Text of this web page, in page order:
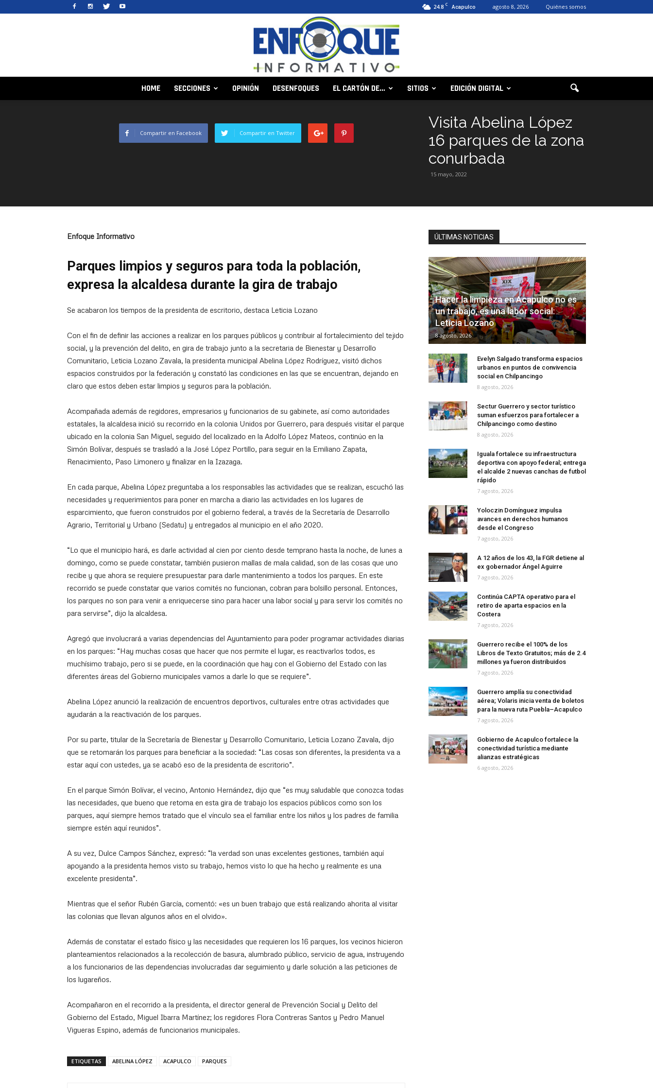
24.8 C Acapulco agosto 8, 2026 Quiénes somos
HOME SECCIONES OPINIÓN DESENFOQUES EL CARTÓN DE… SITIOS EDICIÓN DIGITAL
Visita Abelina López
16 parques de la zona
conurbada
15 mayo, 2022
Compartir en Facebook Compartir en Twitter
Enfoque Informativo
Parques limpios y seguros para toda la población,
expresa la alcaldesa durante la gira de trabajo
Se acabaron los tiempos de la presidenta de escritorio, destaca Leticia Lozano
Con el fin de definir las acciones a realizar en los parques públicos y contribuir al fortalecimiento del tejido
social, y la prevención del delito, en gira de trabajo junto a la secretaria de Bienestar y Desarrollo
Comunitario, Leticia Lozano Zavala, la presidenta municipal Abelina López Rodríguez, visitó dichos
espacios construidos por la federación y constató las condiciones en las que se encuentran, dejando en
claro que estos deben estar limpios y seguros para la población.
Acompañada además de regidores, empresarios y funcionarios de su gabinete, así como autoridades
estatales, la alcaldesa inició su recorrido en la colonia Unidos por Guerrero, para después visitar el parque
ubicado en la colonia San Miguel, seguido del localizado en la Adolfo López Mateos, continúo en la
Simón Bolívar, después se trasladó a la José López Portillo, para seguir en la Emiliano Zapata,
Renacimiento, Paso Limonero y finalizar en la Izazaga.
En cada parque, Abelina López preguntaba a los responsables las actividades que se realizan, escuchó las
necesidades y requerimientos para poner en marcha a diario las actividades en los lugares de
esparcimiento, que fueron construidos por el gobierno federal, a través de la Secretaría de Desarrollo
Agrario, Territorial y Urbano (Sedatu) y entregados al municipio en el año 2020.
“Lo que el municipio hará, es darle actividad al cien por ciento desde temprano hasta la noche, de lunes a
domingo, como se puede constatar, también pusieron mallas de mala calidad, son de las cosas que uno
recibe y que ahora se requiere presupuestar para darle mantenimiento a todos los parques. En este
recorrido se puede constatar que varios comités no funcionan, cobran para bolsillo personal. Entonces,
los parques no son para venir a enriquecerse sino para hacer una labor social y para servir los comités no
para servirse”, dijo la alcaldesa.
Agregó que involucrará a varias dependencias del Ayuntamiento para poder programar actividades diarias
en los parques: “Hay muchas cosas que hacer que nos permite el lugar, es reactivarlos todos, es
muchísimo trabajo, pero si se puede, en la coordinación que hay con el Gobierno del Estado con las
diferentes áreas del Gobierno municipales vamos a darle lo que se requiere”.
Abelina López anunció la realización de encuentros deportivos, culturales entre otras actividades que
ayudarán a la reactivación de los parques.
Por su parte, titular de la Secretaría de Bienestar y Desarrollo Comunitario, Leticia Lozano Zavala, dijo
que se retomarán los parques para beneficiar a la sociedad: “Las cosas son diferentes, la presidenta va a
estar aquí con ustedes, ya se acabó eso de la presidenta de escritorio”.
En el parque Simón Bolívar, el vecino, Antonio Hernández, dijo que “es muy saludable que conozca todas
las necesidades, que bueno que retoma en esta gira de trabajo los espacios públicos como son los
parques, aquí siempre hemos tratado que el vínculo sea el familiar entre los niños y los padres de familia
siempre estén aquí reunidos”.
A su vez, Dulce Campos Sánchez, expresó: “la verdad son unas excelentes gestiones, también aquí
apoyando a la presidenta hemos visto su trabajo, hemos visto lo que ha hecho y realmente es una
excelente presidenta”.
Mientras que el señor Rubén García, comentó: «es un buen trabajo que está realizando ahorita al visitar
las colonias que llevan algunos años en el olvido».
Además de constatar el estado físico y las necesidades que requieren los 16 parques, los vecinos hicieron
planteamientos relacionados a la recolección de basura, alumbrado público, servicio de agua, instruyendo
a los funcionarios de las dependencias involucradas dar seguimiento y darle solución a las peticiones de
los lugareños.
Acompañaron en el recorrido a la presidenta, el director general de Prevención Social y Delito del
Gobierno del Estado, Miguel Ibarra Martínez; los regidores Flora Contreras Santos y Pedro Manuel
Vigueras Espino, además de funcionarios municipales.
ETIQUETAS ABELINA LÓPEZ ACAPULCO PARQUES
ÚLTIMAS NOTICIAS
Hacer la limpieza en Acapulco no es
un trabajo, es una labor social:
Leticia Lozano
8 agosto, 2026
Evelyn Salgado transforma espacios
urbanos en puntos de convivencia
social en Chilpancingo
8 agosto, 2026
Sectur Guerrero y sector turístico
suman esfuerzos para fortalecer a
Chilpancingo como destino
8 agosto, 2026
Iguala fortalece su infraestructura
deportiva con apoyo federal; entrega
el alcalde 2 nuevas canchas de futbol
rápido
7 agosto, 2026
Yoloczin Domínguez impulsa
avances en derechos humanos
desde el Congreso
7 agosto, 2026
A 12 años de los 43, la FGR detiene al
ex gobernador Ángel Aguirre
7 agosto, 2026
Continúa CAPTA operativo para el
retiro de aparta espacios en la
Costera
7 agosto, 2026
Guerrero recibe el 100% de los
Libros de Texto Gratuitos; más de 2.4
millones ya fueron distribuidos
7 agosto, 2026
Guerrero amplía su conectividad
aérea; Volaris inicia venta de boletos
para la nueva ruta Puebla–Acapulco
7 agosto, 2026
Gobierno de Acapulco fortalece la
conectividad turística mediante
alianzas estratégicas
6 agosto, 2026